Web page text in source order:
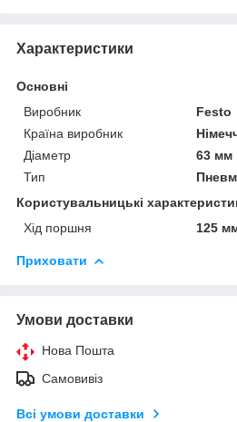
Характеристики
Основні
Виробник
Festo
Країна виробник
Діаметр
63 мм
Тип
Користувальницькі
Хід поршня
125
Приховати
Умови доставки
Нова Пошта
Самовивіз
Всі умови доставки